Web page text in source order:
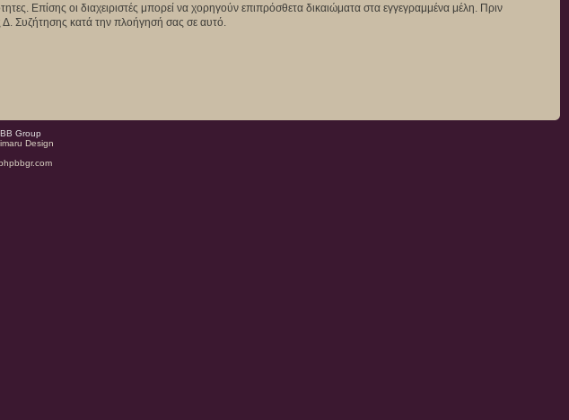
Επίσης οι διαχειριστές μπορεί να χορηγούν επιπρόσθετα δικαιώματα στα εγγεγραμμένα μέλη. Πριν
Δ. Συζήτησης κατά την πλοήγησή σας σε αυτό.
Group
Design